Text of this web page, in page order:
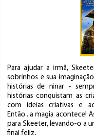
Para ajudar a irmã,
sobrinhos e sua
histórias de ninar -
histórias conquistam as
com ideias criativas e
Então...a magia acontece!
para Skeeter, levando-o a
final feliz.